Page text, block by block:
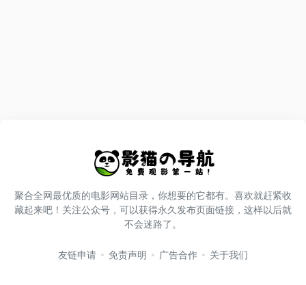
聚合全网最优质的电影网站目录，你想要的它都有。喜欢就赶紧收
藏起来吧！关注公众号，可以获得永久发布页面链接，这样以后就
不会迷路了。
友链申请 免责声明 广告合作 关于我们